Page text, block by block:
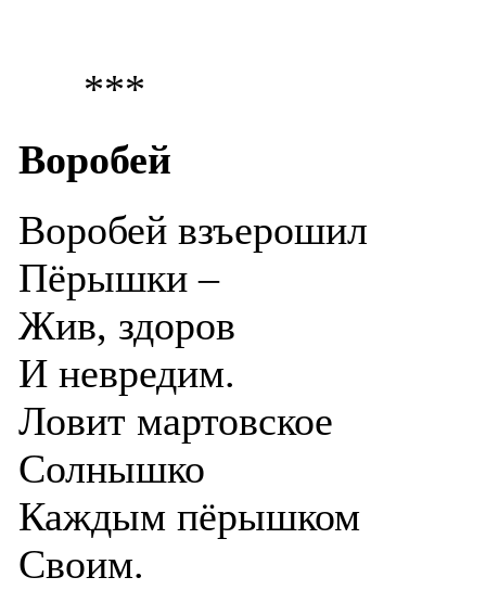
***
Воробей
Воробей взъерошил
Пёрышки –
Жив, здоров
И невредим.
Ловит мартовское
Солнышко
Каждым пёрышком
Своим.